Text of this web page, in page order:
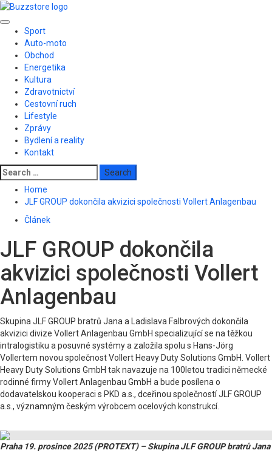
Skip
content
Primary
Menu
Sport
Auto-moto
Obchod
Energetika
Kultura
Zdravotnictví
Cestovní ruch
Lifestyle
Zprávy
Bydlení a reality
Kontakt
Search
for:
Home
JLF GROUP dokončila akvizici společnosti Vollert Anlagenbau
Článek
JLF GROUP dokončila
akvizici společnosti Vollert
Anlagenbau
Skupina JLF GROUP bratrů Jana a Ladislava Falbrových dokončila
akvizici divize Vollert Anlagenbau GmbH specializující se na těžkou
intralogistiku a posuvné systémy a založila spolu s Hans-Jörg
Vollertem novou společnost Vollert Heavy Duty Solutions GmbH. Vollert
Heavy Duty Solutions GmbH tak navazuje na 100letou tradici německé
rodinné firmy Vollert Anlagenbau GmbH a bude posílena o
dodavatelskou kooperaci s PKD a.s., dceřinou společností JLF GROUP
a.s., významným českým výrobcem ocelových konstrukcí.
Praha 19. prosince 2025 (PROTEXT) – Skupina JLF GROUP bratrů Jana